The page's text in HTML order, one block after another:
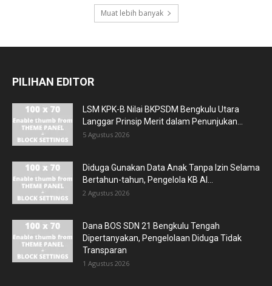
Muat lebih banyak
PILIHAN EDITOR
LSM KPK-B Nilai BKPSDM Bengkulu Utara
Langgar Prinsip Merit dalam Penunjukan...
5 Agustus 2026
Diduga Gunakan Data Anak Tanpa Izin Selama
Bertahun-tahun, Pengelola KB Al...
2 Agustus 2026
Dana BOS SDN 21 Bengkulu Tengah
Dipertanyakan, Pengelolaan Diduga Tidak
Transparan
1 Agustus 2026